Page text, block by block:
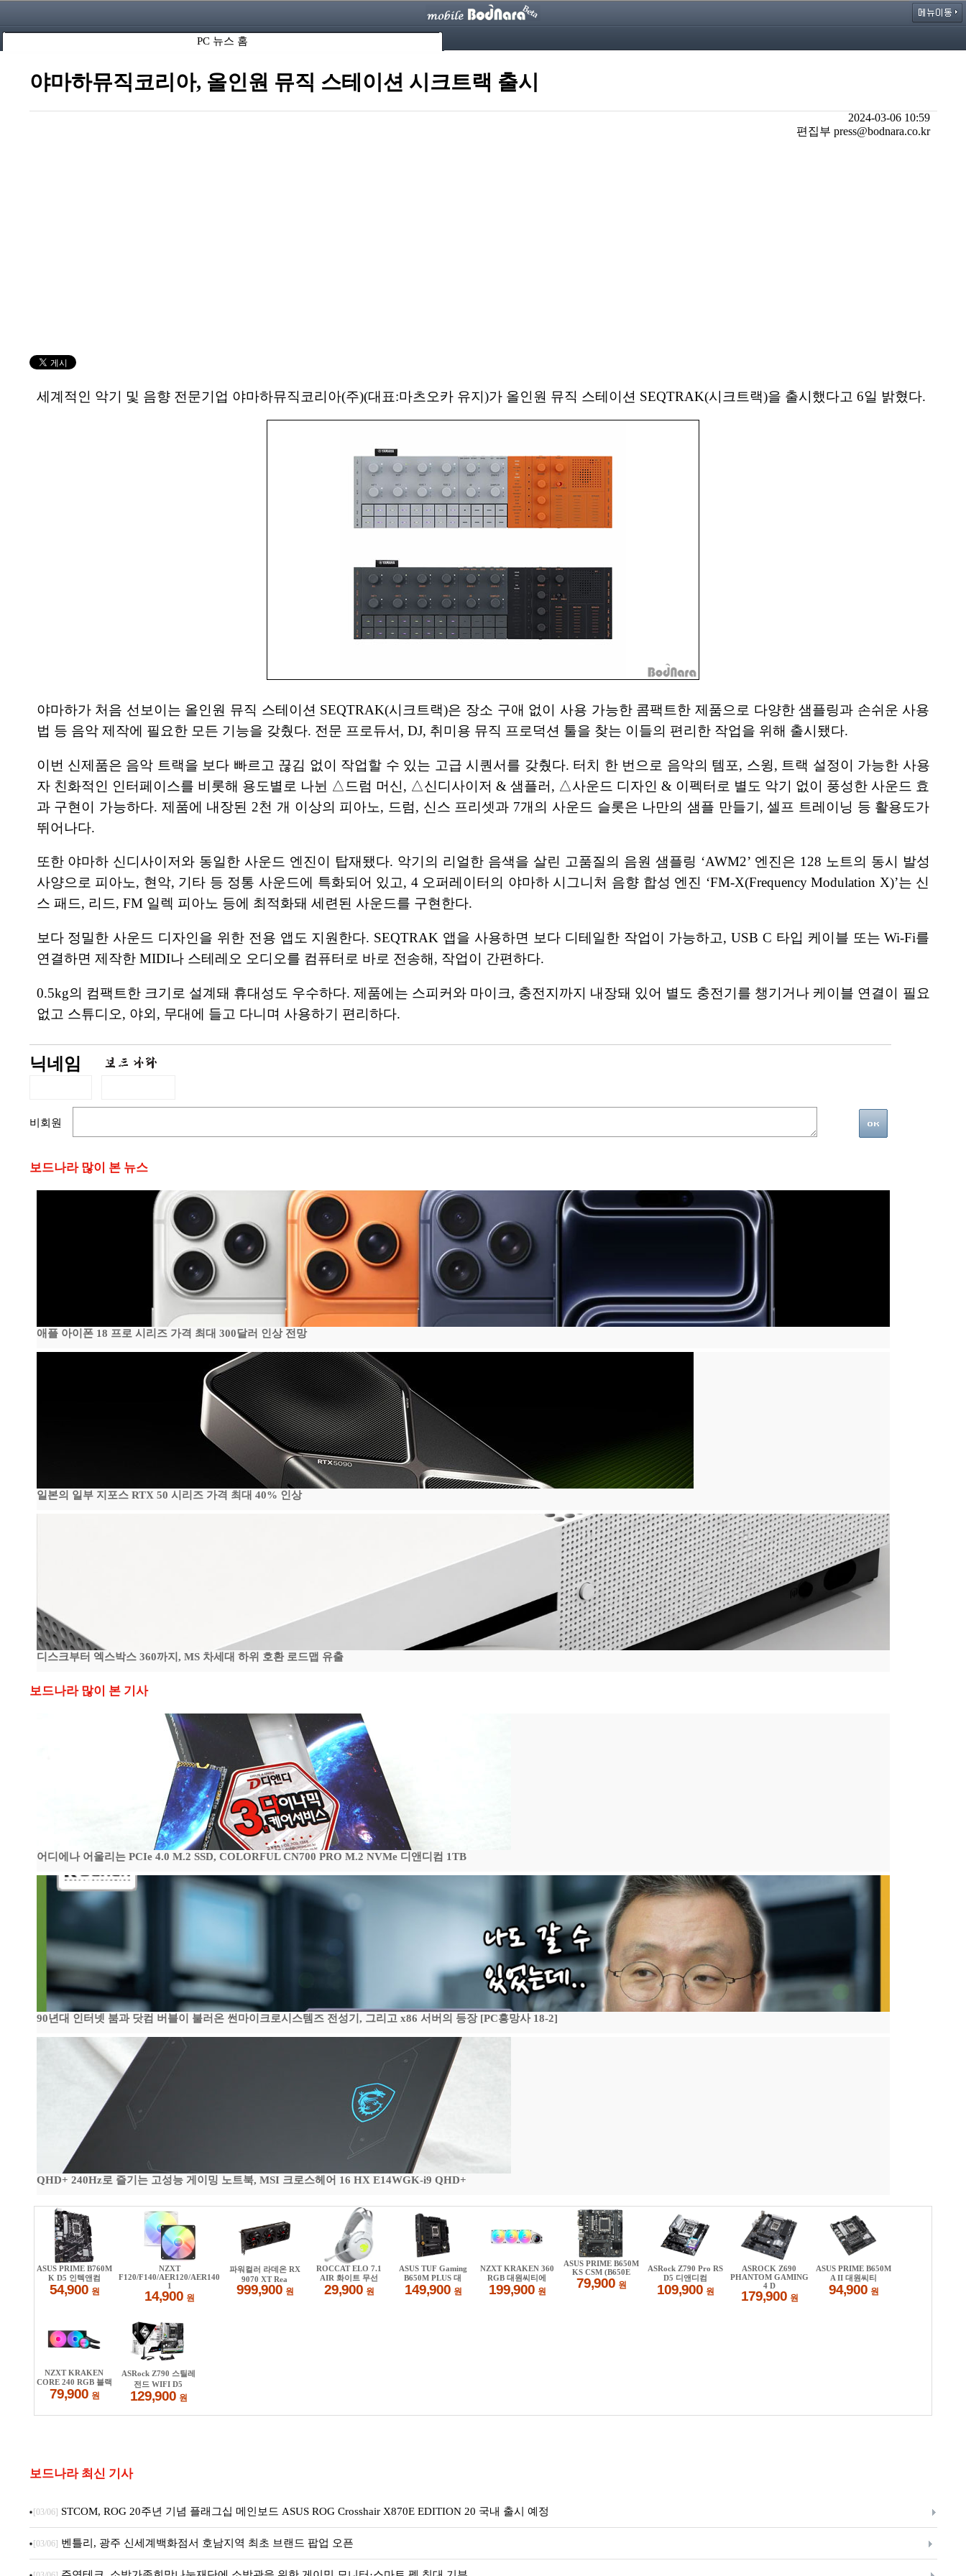
PC 뉴스 홈
야마하뮤직코리아, 올인원 뮤직 스테이션 시크트랙 출시
2024-03-06 10:59
편집부 press@bodnara.co.kr
세계적인 악기 및 음향 전문기업 야마하뮤직코리아(주)(대표:마츠오카 유지)가 올인원 뮤직 스테이션 SEQTRAK(시크트랙)을 출시했다고 6일 밝혔다.
야마하가 처음 선보이는 올인원 뮤직 스테이션 SEQTRAK(시크트랙)은 장소 구애 없이 사용 가능한 콤팩트한 제품으로 다양한 샘플링과 손쉬운 사용
법 등 음악 제작에 필요한 모든 기능을 갖췄다. 전문 프로듀서, DJ, 취미용 뮤직 프로덕션 툴을 찾는 이들의 편리한 작업을 위해 출시됐다.
이번 신제품은 음악 트랙을 보다 빠르고 끊김 없이 작업할 수 있는 고급 시퀀서를 갖췄다. 터치 한 번으로 음악의 템포, 스윙, 트랙 설정이 가능한 사용
자 친화적인 인터페이스를 비롯해 용도별로 나뉜 △드럼 머신, △신디사이저 & 샘플러, △사운드 디자인 & 이펙터로 별도 악기 없이 풍성한 사운드 효
과 구현이 가능하다. 제품에 내장된 2천 개 이상의 피아노, 드럼, 신스 프리셋과 7개의 사운드 슬롯은 나만의 샘플 만들기, 셀프 트레이닝 등 활용도가
뛰어나다.
또한 야마하 신디사이저와 동일한 사운드 엔진이 탑재됐다. 악기의 리얼한 음색을 살린 고품질의 음원 샘플링 ‘AWM2’ 엔진은 128 노트의 동시 발성
사양으로 피아노, 현악, 기타 등 정통 사운드에 특화되어 있고, 4 오퍼레이터의 야마하 시그니처 음향 합성 엔진 ‘FM-X(Frequency Modulation X)’는 신
스 패드, 리드, FM 일렉 피아노 등에 최적화돼 세련된 사운드를 구현한다.
보다 정밀한 사운드 디자인을 위한 전용 앱도 지원한다. SEQTRAK 앱을 사용하면 보다 디테일한 작업이 가능하고, USB C 타입 케이블 또는 Wi-Fi를
연결하면 제작한 MIDI나 스테레오 오디오를 컴퓨터로 바로 전송해, 작업이 간편하다.
0.5kg의 컴팩트한 크기로 설계돼 휴대성도 우수하다. 제품에는 스피커와 마이크, 충전지까지 내장돼 있어 별도 충전기를 챙기거나 케이블 연결이 필요
없고 스튜디오, 야외, 무대에 들고 다니며 사용하기 편리하다.
닉네임
비회원
보드나라 많이 본 뉴스
애플 아이폰 18 프로 시리즈 가격 최대 300달러 인상 전망
일본의 일부 지포스 RTX 50 시리즈 가격 최대 40% 인상
디스크부터 엑스박스 360까지, MS 차세대 하위 호환 로드맵 유출
보드나라 많이 본 기사
어디에나 어울리는 PCIe 4.0 M.2 SSD, COLORFUL CN700 PRO M.2 NVMe 디앤디컴 1TB
90년대 인터넷 붐과 닷컴 버블이 불러온 썬마이크로시스템즈 전성기, 그리고 x86 서버의 등장 [PC흥망사 18-2]
QHD+ 240Hz로 즐기는 고성능 게이밍 노트북, MSI 크로스헤어 16 HX E14WGK-i9 QHD+
보드나라 최신 기사
[03/06] STCOM, ROG 20주년 기념 플래그십 메인보드 ASUS ROG Crosshair X870E EDITION 20 국내 출시 예정
[03/06] 벤틀리, 광주 신세계백화점서 호남지역 최초 브랜드 팝업 오픈